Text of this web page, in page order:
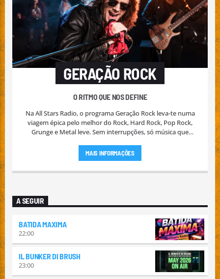
GERAÇÃO ROCK
O RITMO QUE NOS DEFINE
Na All Stars Radio, o programa Geração Rock leva-te numa
viagem épica pelo melhor do Rock, Hard Rock, Pop Rock,
Grunge e Metal leve. Sem interrupções, só música que
uma playlist vibrante e envolvente.
MAIS INFORMAÇÕES
A SEGUIR
BATIDA MAXIMA
22:00
IL BUNKER DI BRUSH
23:00